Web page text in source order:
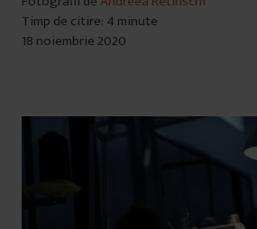
Timp de citire: 4 minute
18 noiembrie 2020